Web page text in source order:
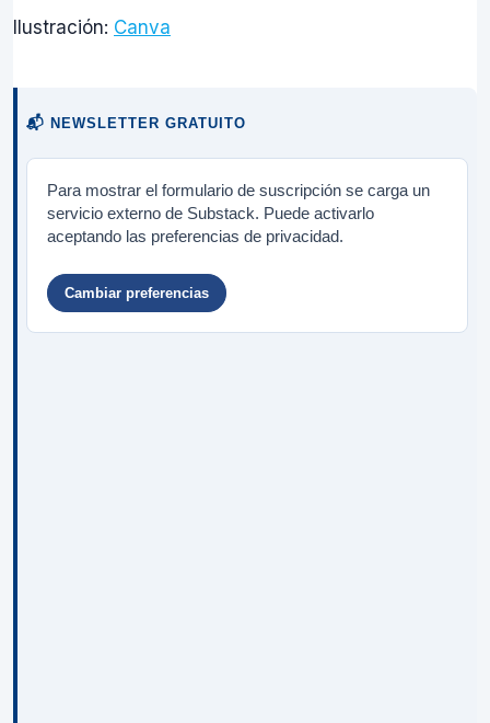
Ilustración: Canva
📬 NEWSLETTER GRATUITO
Para mostrar el formulario de suscripción se carga un
servicio externo de Substack. Puede activarlo
aceptando las preferencias de privacidad.
Cambiar preferencias